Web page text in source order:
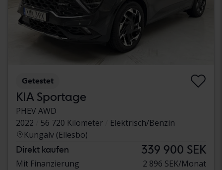
Getestet
KIA Sportage
PHEV AWD
2022
56 720 Kilometer
Elektrisch/Benzin
Kungälv (Ellesbo)
Direkt kaufen 339 900 SEK
Mit Finanzierung 2 896 SEK/Monat